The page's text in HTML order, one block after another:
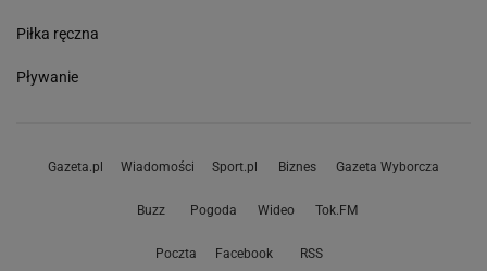
Piłka ręczna
Pływanie
Gazeta.pl Wiadomości Sport.pl Biznes Gazeta Wyborcza
Buzz Pogoda Wideo Tok.FM
Poczta Facebook RSS